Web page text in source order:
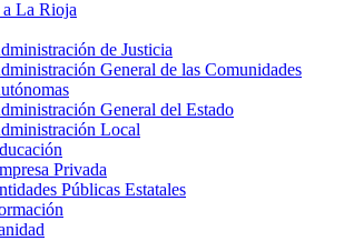
La Rioja
de Justicia
General de las Comunidades
General del Estado
Local
Privada
Públicas Estatales